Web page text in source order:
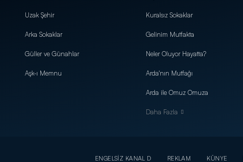
Uzak Şehir
Arka Sokaklar
Güller ve Günahlar
Aşk-ı Memnu
Kuralsız Sokaklar
Gelinim Mutfakta
Neler Oluyor Hayatta?
Arda'nın Mutfağı
Arda ile Omuz Omuza
Daha Fazla
ENGELSİZ KANAL D REKLAM KÜNYE